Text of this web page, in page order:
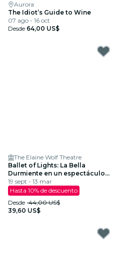
Aurora
The Idiot’s Guide to Wine
07 ago - 16 oct
Desde 64,00 US$
The Elaine Wolf Theatre
Ballet of Lights: La Bella
Durmiente en un espectáculo
deslumbrante
19 sept - 13 mar
Hasta 10% de descuento
Desde 44,00 US$
39,60 US$